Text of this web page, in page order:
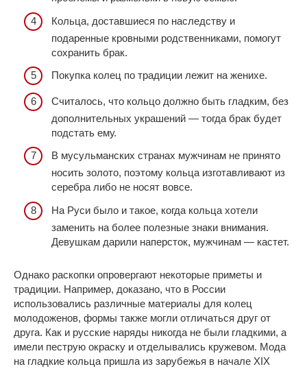
Кольца, доставшиеся по наследству и
подаренные кровными родственниками, помогут
сохранить брак.
Покупка колец по традиции лежит на женихе.
Считалось, что кольцо должно быть гладким, без
дополнительных украшений — тогда брак будет
подстать ему.
В мусульманских странах мужчинам не принято
носить золото, поэтому кольца изготавливают из
серебра либо не носят вовсе.
На Руси было и такое, когда кольца хотели
заменить на более полезные знаки внимания.
Девушкам дарили наперсток, мужчинам — кастет.
Однако раскопки опровергают некоторые приметы и
традиции. Например, доказано, что в России
использовались различные материалы для колец
молодоженов, формы также могли отличаться друг от
друга. Как и русские наряды никогда не были гладкими, а
имели пеструю окраску и отделывались кружевом. Мода
на гладкие кольца пришла из зарубежья в начале XIX